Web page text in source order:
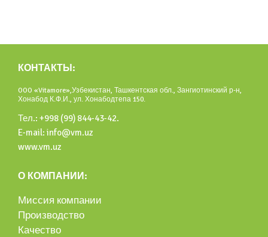
КОНТАКТЫ:
OOO «Vitamore»,Узбекистан, Ташкентская обл., Зангиотинский р-н,
Хонабод К.Ф.И., ул. Хонабодтепа 150.
Тел.: +998 (99) 844-43-42.
E-mail: info@vm.uz
www.vm.uz
О КОМПАНИИ:
Миссия компании
Производство
Качество